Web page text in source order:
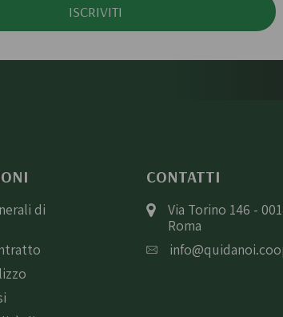
ISCRIVITI
di
CONTATTI
Via Torino 146 -
Roma